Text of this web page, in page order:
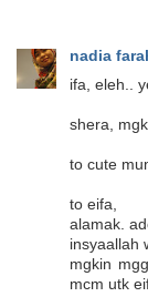
nadia
ifa, eleh..
shera,
to cute
to eifa,
alamak.
insyaallah
mgkin
mcm utk